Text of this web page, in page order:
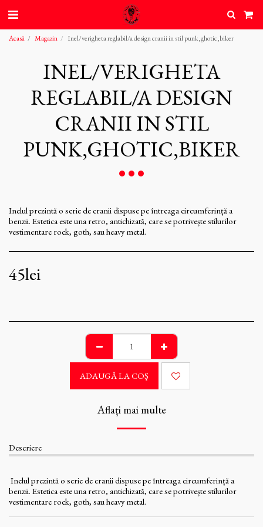
Acasă Magazin Inel/verigheta reglabil/a design cranii in stil punk,ghotic,biker
INEL/VERIGHETA
REGLABIL/A DESIGN
CRANII IN STIL
PUNK,GHOTIC,BIKER
Inelul prezintă o serie de cranii dispuse pe întreaga circumferință a
benzii. Estetica este una retro, antichizată, care se potrivește stilurilor
vestimentare rock, goth, sau heavy metal.
45lei
ADAUGĂ LA COŞ
Aflați mai multe
Descriere
Inelul prezintă o serie de cranii dispuse pe întreaga circumferință a
benzii. Estetica este una retro, antichizată, care se potrivește stilurilor
vestimentare rock, goth, sau heavy metal.